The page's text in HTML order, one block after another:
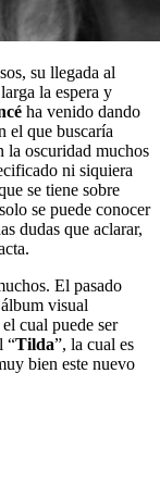
su llegada al
la espera y
ha venido dando
el que buscaría
la oscuridad muchos
ni siquiera
se tiene sobre
se puede conocer
dudas que aclarar,
El pasado
visual
cual puede ser
“Tilda”, la cual es
bien este nuevo